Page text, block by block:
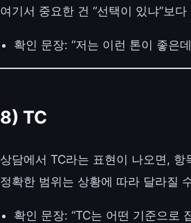
여기서 중요한 건 “선택이 있냐”보다
확인 문장: “저는 이런 톤이 좋은
8) TC
상담에서 TC라는 표현이 나오면, 항
정확한 범위는 상황에 따라 달라질
확인 문장: “TC는 어떤 기준으로